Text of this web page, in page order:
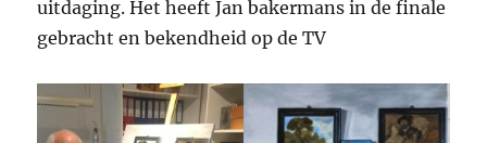
uitdaging. Het heeft Jan bakermans in de finale
gebracht en bekendheid op de TV